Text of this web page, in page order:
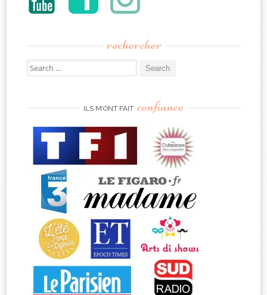
rechercher
Search
for:
ILS M’ONT FAIT confiance